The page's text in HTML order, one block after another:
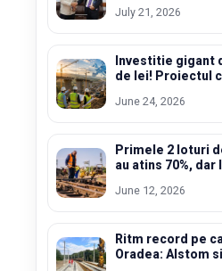
Igiroasa
July 21, 2026
Investitie gigant
de lei! Proiectul
forta
June 24, 2026
Primele 2 loturi
au atins 70%,
June 12, 2026
Ritm record pe
Oradea: Alstom